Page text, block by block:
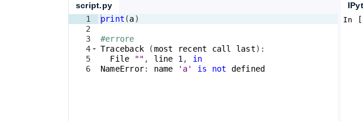
script.py
1
2
3
4
5
6
print (a)
#errore
Traceback
(most recent call last) :
File
"" , line 1 , in
NameError: name 'a' is not defined
In